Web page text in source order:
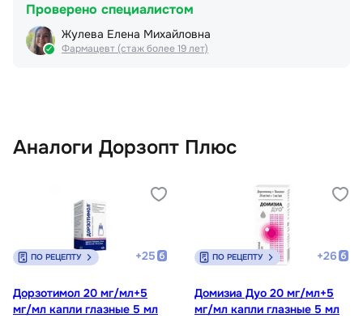
Проверено специалистом
Жулева Елена Михайловна
Фармацевт (стаж более 19 лет)
Аналоги Дорзопт Плюс
ПО РЕЦЕПТУ +25
Дорзотимол 20 мг/мл+5
мг/мл капли глазные 5 мл
ПО РЕЦЕПТУ +26
Домизиа Дуо 20 мг/мл+5
мг/мл капли глазные 5 мл